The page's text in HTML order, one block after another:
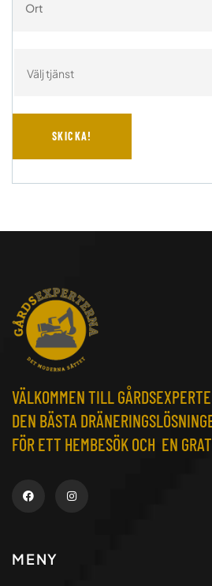
VÄLKOMMEN TILL
DEN BÄSTA
FÖR ETT HEMBESÖK OCH EN
MENY